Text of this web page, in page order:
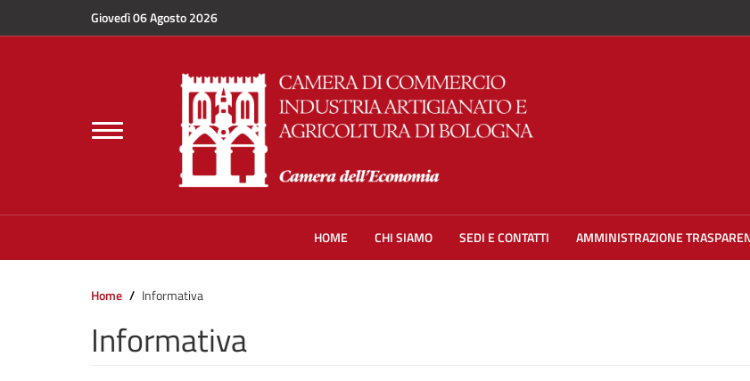
Salta al contenuto principaleGiovedì 06 Agosto 2026
Toggle
navigation
HOME CHI SIAMO SEDI E CONTATTI AMMINISTRAZIONE
Home Informativa
Informativa